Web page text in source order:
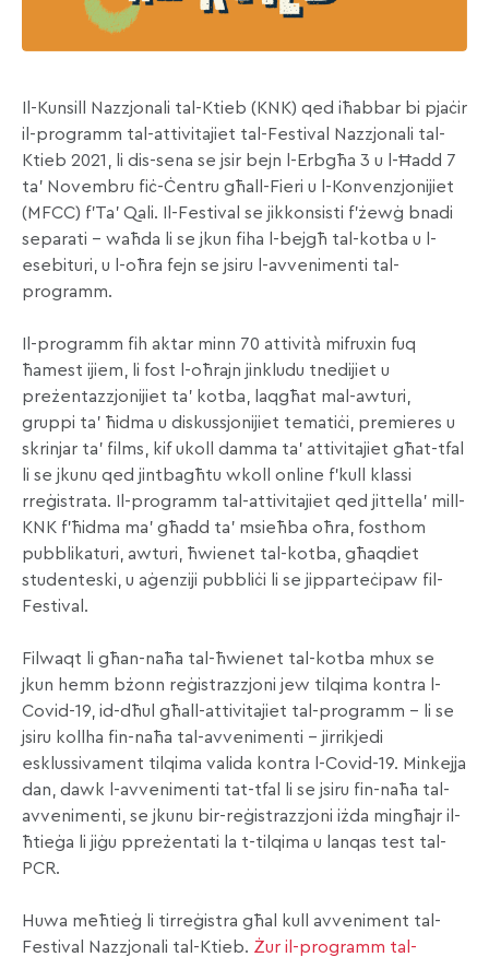
Il-Kunsill Nazzjonali tal-Ktieb (KNK) qed iħabbar bi pjaċir
il-programm tal-attivitajiet tal-Festival Nazzjonali tal-
Ktieb 2021, li dis-sena se jsir bejn l-Erbgħa 3 u l-Ħadd 7
ta’ Novembru fiċ-Ċentru għall-Fieri u l-Konvenzjonijiet
(MFCC) f’Ta’ Qali. Il-Festival se jikkonsisti f’żewġ bnadi
separati – waħda li se jkun fiha l-bejgħ tal-kotba u l-
esebituri, u l-oħra fejn se jsiru l-avvenimenti tal-
programm.
Il-programm fih aktar minn 70 attività mifruxin fuq
ħamest ijiem, li fost l-oħrajn jinkludu tnedijiet u
preżentazzjonijiet ta’ kotba, laqgħat mal-awturi,
gruppi ta’ ħidma u diskussjonijiet tematiċi, premieres u
skrinjar ta’ films, kif ukoll damma ta’ attivitajiet għat-tfal
li se jkunu qed jintbagħtu wkoll online f’kull klassi
rreġistrata. Il-programm tal-attivitajiet qed jittella’ mill-
KNK f’ħidma ma’ għadd ta’ msieħba oħra, fosthom
pubblikaturi, awturi, ħwienet tal-kotba, għaqdiet
studenteski, u aġenziji pubbliċi li se jipparteċipaw fil-
Festival.
Filwaqt li għan-naħa tal-ħwienet tal-kotba mhux se
jkun hemm bżonn reġistrazzjoni jew tilqima kontra l-
Covid-19, id-dħul għall-attivitajiet tal-programm – li se
jsiru kollha fin-naħa tal-avvenimenti – jirrikjedi
esklussivament tilqima valida kontra l-Covid-19. Minkejja
dan, dawk l-avvenimenti tat-tfal li se jsiru fin-naħa tal-
avvenimenti, se jkunu bir-reġistrazzjoni iżda mingħajr il-
ħtieġa li jiġu ppreżentati la t-tilqima u lanqas test tal-
PCR.
Huwa meħtieġ li tirreġistra għal kull avveniment tal-
Festival Nazzjonali tal-Ktieb. Żur il-programm tal-